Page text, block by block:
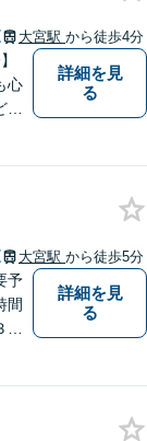
大宮駅 から徒歩4分
心
ま
詳細を見
る
大宮駅 から徒歩5分
予
間
詳細を見
る